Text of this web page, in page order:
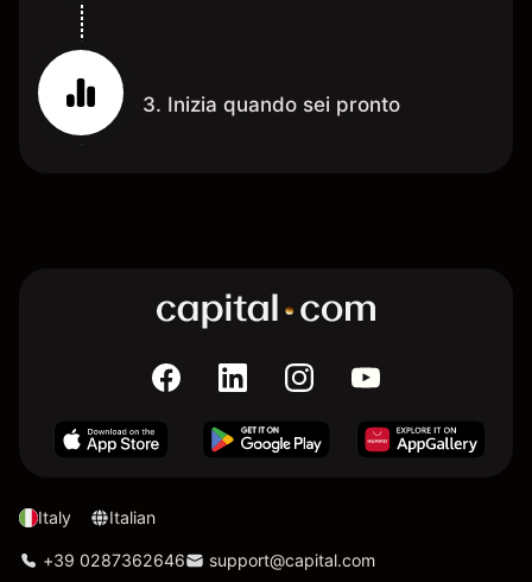
3. Inizia quando sei pronto
Italy Italian
+39 0287362646 support@capital.com